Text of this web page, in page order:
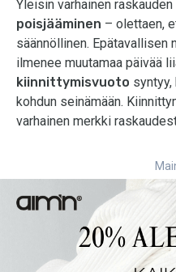
Yleisin varhainen
poisjääminen – olettaen,
säännöllinen. Epätavallisen
ilmenee muutamaa päivää
kiinnittymisvuoto
kohdun seinämään.
varhainen merkki